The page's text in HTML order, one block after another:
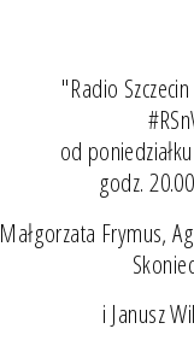
"Radio
od
godz.
Małgorzata Frymus,
i Janusz